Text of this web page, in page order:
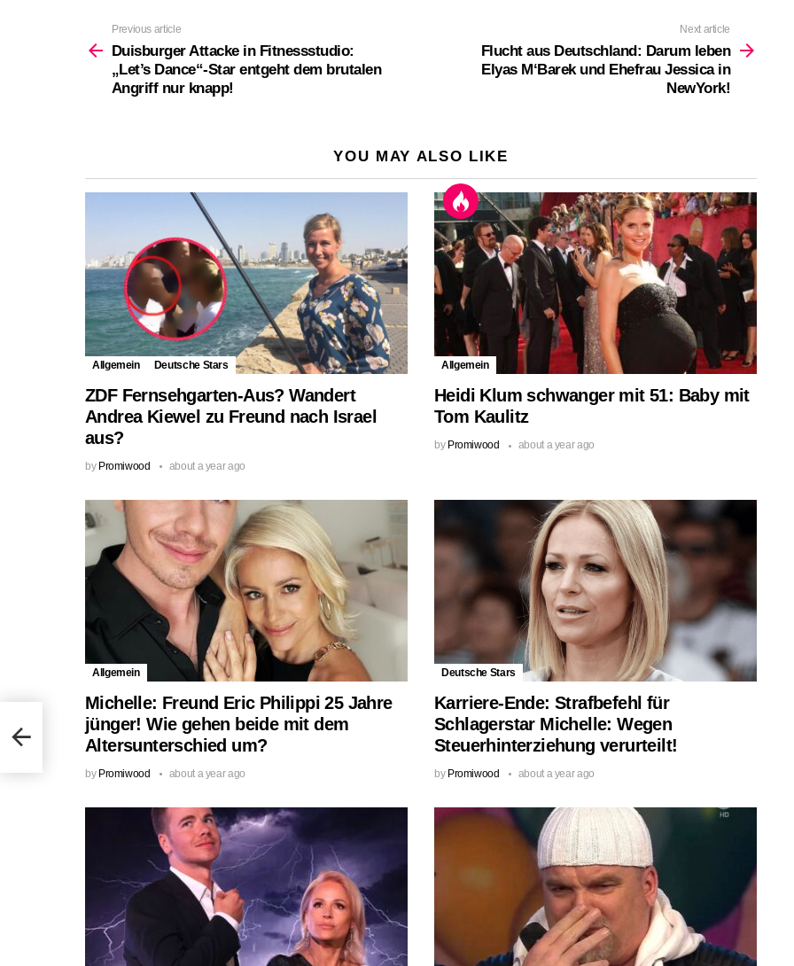
more
Previous article
Duisburger Attacke in Fitnessstudio:
„Let’s Dance“-Star entgeht dem brutalen
Angriff nur knapp!
Next article
Flucht aus Deutschland: Darum leben
Elyas M‘Barek und Ehefrau Jessica in
NewYork!
YOU MAY ALSO LIKE
Allgemein Deutsche Stars
ZDF Fernsehgarten-Aus? Wandert
Andrea Kiewel zu Freund nach Israel
aus?
by Promiwood about a year ago
Allgemein
Heidi Klum schwanger mit 51: Baby mit
Tom Kaulitz
by Promiwood about a year ago
Allgemein
Michelle: Freund Eric Philippi 25 Jahre
jünger! Wie gehen beide mit dem
Altersunterschied um?
by Promiwood about a year ago
Deutsche Stars
Karriere-Ende: Strafbefehl für
Schlagerstar Michelle: Wegen
Steuerhinterziehung verurteilt!
by Promiwood about a year ago